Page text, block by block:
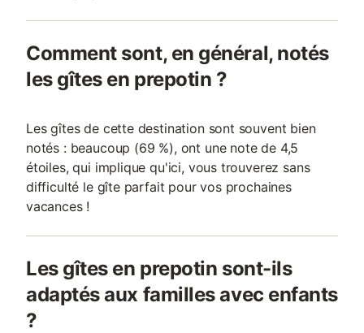
Comment sont, en général, notés
les gîtes en prepotin ?
Les gîtes de cette destination sont souvent bien
notés : beaucoup (69 %), ont une note de 4,5
étoiles, qui implique qu'ici, vous trouverez sans
difficulté le gîte parfait pour vos prochaines
vacances !
Les gîtes en prepotin sont-ils
adaptés aux familles avec enfants
?